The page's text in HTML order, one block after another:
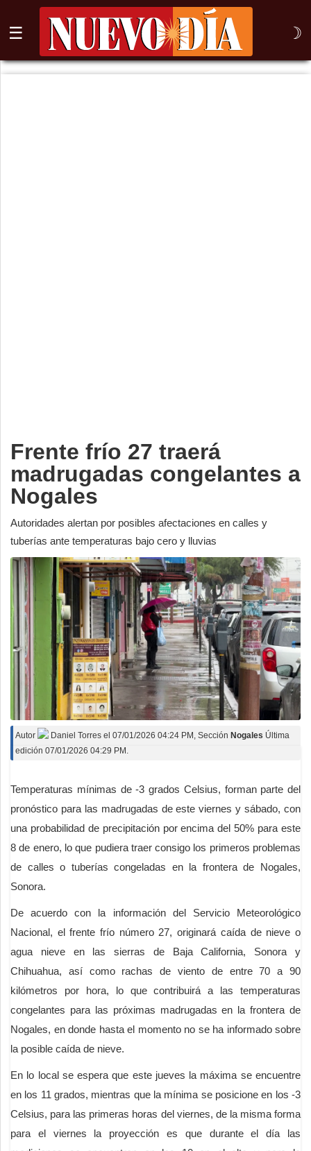
☰ ☽
⌕
Frente frío 27 traerá
madrugadas congelantes a
Nogales
Autoridades alertan por posibles afectaciones en calles y
tuberías ante temperaturas bajo cero y lluvias
Autor Daniel Torres el 07/01/2026 04:24 PM , Sección Nogales Última
edición 07/01/2026 04:29 PM.
Temperaturas mínimas de -3 grados Celsius, forman parte del
pronóstico para las madrugadas de este viernes y sábado, con
una probabilidad de precipitación por encima del 50% para este
8 de enero, lo que pudiera traer consigo los primeros problemas
de calles o tuberías congeladas en la frontera de Nogales,
Sonora.
De acuerdo con la información del Servicio Meteorológico
Nacional, el frente frío número 27, originará caída de nieve o
agua nieve en las sierras de Baja California, Sonora y
Chihuahua, así como rachas de viento de entre 70 a 90
kilómetros por hora, lo que contribuirá a las temperaturas
congelantes para las próximas madrugadas en la frontera de
Nogales, en donde hasta el momento no se ha informado sobre
la posible caída de nieve.
En lo local se espera que este jueves la máxima se encuentre
en los 11 grados, mientras que la mínima se posicione en los -3
Celsius, para las primeras horas del viernes, de la misma forma
para el viernes la proyección es que durante el día las